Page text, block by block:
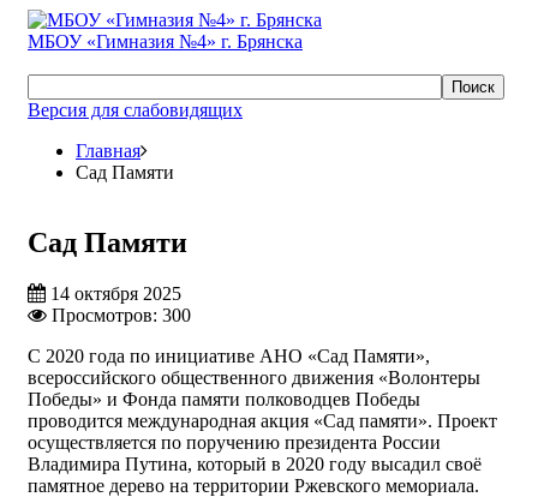
МБОУ «Гимназия №4» г. Брянска
Поиск
Версия для слабовидящих
Главная
Сад Памяти
Сад Памяти
14 октября 2025
Просмотров: 300
С 2020 года по инициативе АНО «Сад Памяти»,
всероссийского общественного движения «Волонтеры
Победы» и Фонда памяти полководцев Победы
проводится международная акция «Сад памяти». Проект
осуществляется по поручению президента России
Владимира Путина, который в 2020 году высадил своё
памятное дерево на территории Ржевского мемориала.